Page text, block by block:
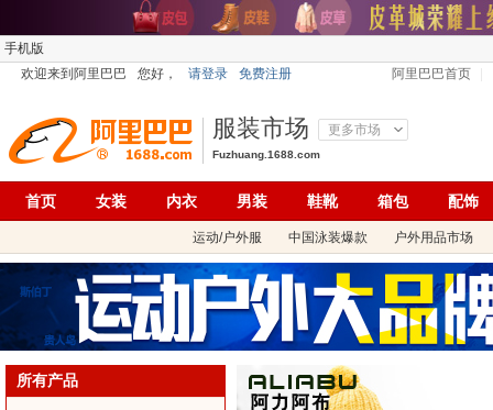
手机版
您好，
欢迎来到阿里巴巴 请登录 免费注册 阿里巴巴首页
服装市场 更多市场
Fuzhuang.1688.com
首页 女装 内衣 男装 鞋靴 箱包 配饰
运动/户外服 中国泳装爆款 户外用品市场
所有产品